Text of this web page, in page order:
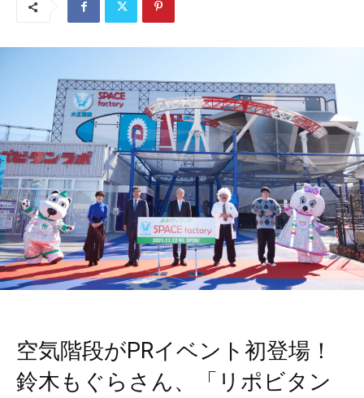
空気階段がPRイベント初登場！
鈴木もぐらさん、「リポビタン